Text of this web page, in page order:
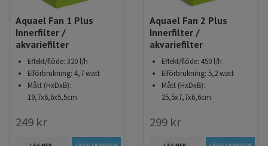
Aquael Fan 1 Plus
Innerfilter /
akvariefilter
Effekt/flöde: 320 l/h
Elförbrukning: 4,7 watt
Mått (HxDxB):
19,7x6,6x5,5cm
249 kr
Aquael Fan 2 Plus
Innerfilter /
akvariefilter
Effekt/flöde: 450 l/h
Elförbrukning: 5,2 watt
Mått (HxDxB):
25,5x7,7x6,6cm
299 kr